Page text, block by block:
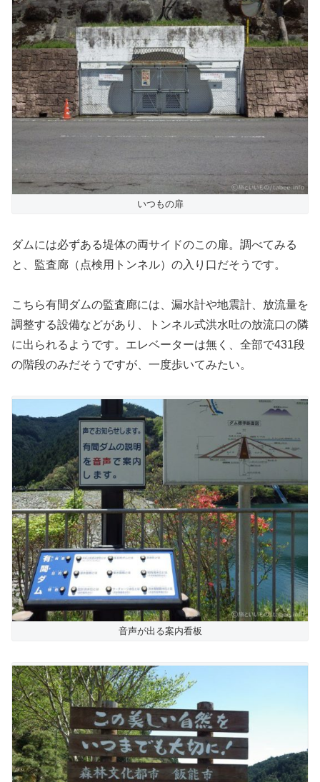
いつもの扉
ダムには必ずある堤体の両サイドのこの扉。調べてみる
と、監査廊（点検用トンネル）の入り口だそうです。
こちら有間ダムの監査廊には、漏水計や地震計、放流量を
調整する設備などがあり、トンネル式洪水吐の放流口の隣
に出られるようです。エレベーターは無く、全部で431段
の階段のみだそうですが、一度歩いてみたい。
音声が出る案内看板